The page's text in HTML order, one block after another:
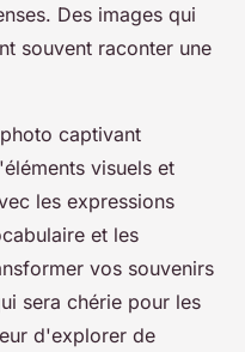
Des images qui
souvent raconter une
captivant
visuels et
les expressions
et les
vos souvenirs
sera chérie pour les
d'explorer de